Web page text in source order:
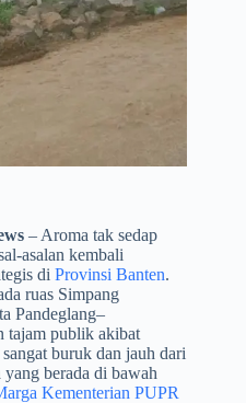
– Aroma tak sedap
asalan kembali
di Provinsi Banten.
ruas Simpang
Pandeglang–
tajam publik akibat
buruk dan jauh dari
berada di bawah
Kementerian PUPR